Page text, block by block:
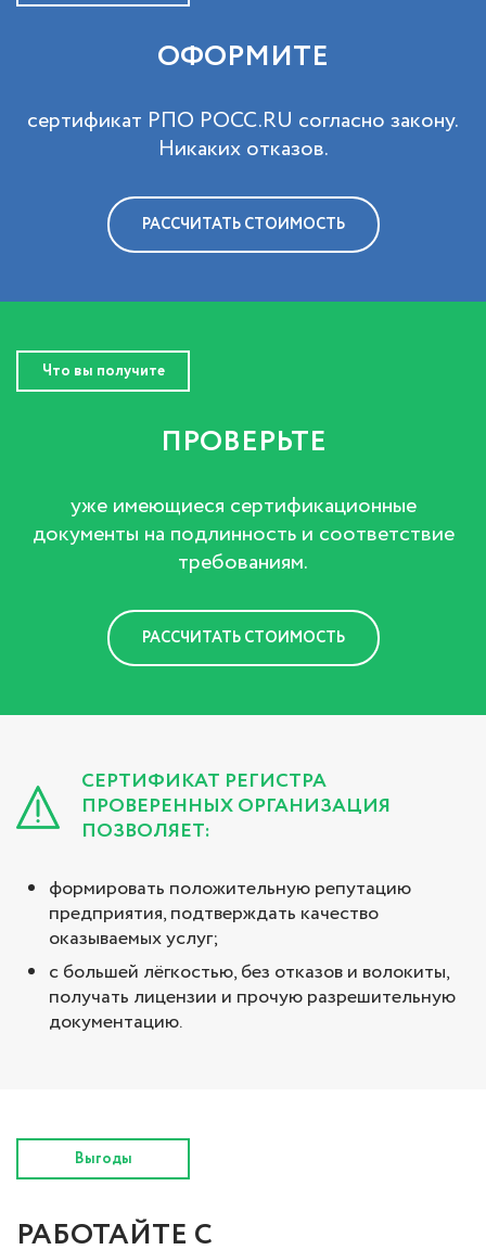
ОФОРМИТЕ
сертификат РПО РОСС.RU cогласно закону.
Никаких отказов.
РАССЧИТАТЬ СТОИМОСТЬ
Что вы получите
ПРОВЕРЬТЕ
уже имеющиеся сертификационные
документы на подлинность и соответствие
требованиям.
РАССЧИТАТЬ СТОИМОСТЬ
СЕРТИФИКАТ РЕГИСТРА
ПРОВЕРЕННЫХ ОРГАНИЗАЦИЯ
ПОЗВОЛЯЕТ:
формировать положительную репутацию
предприятия, подтверждать качество
оказываемых услуг;
с большей лёгкостью, без отказов и волокиты,
получать лицензии и прочую разрешительную
документацию.
Выгоды
РАБОТАЙТЕ С